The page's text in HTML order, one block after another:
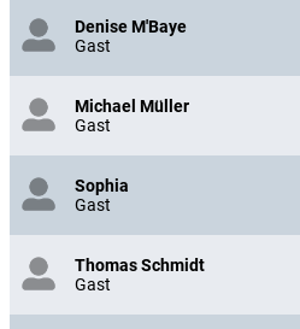
Denise M'Baye
Gast
Michael Müller
Gast
Sophia
Gast
Thomas Schmidt
Gast